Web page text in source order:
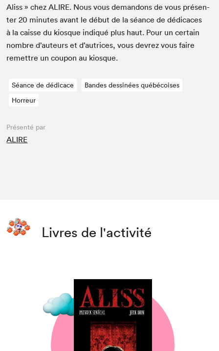
Aliss » chezALIRE. Nous vous deman­dons de vous présen­
ter20 min­utes avant le début de la séance de dédi­caces
à la caisse du kiosque indiqué plus haut. Pour un cer­tain
nom­bre d’auteurs et d’autrices, vous devrez vous faire
remet­tre un coupon au kiosque.
Séance de dédicace
Bandes dessinées québécoises
Horreur
Présenté par
ALIRE
Livres de l'activité